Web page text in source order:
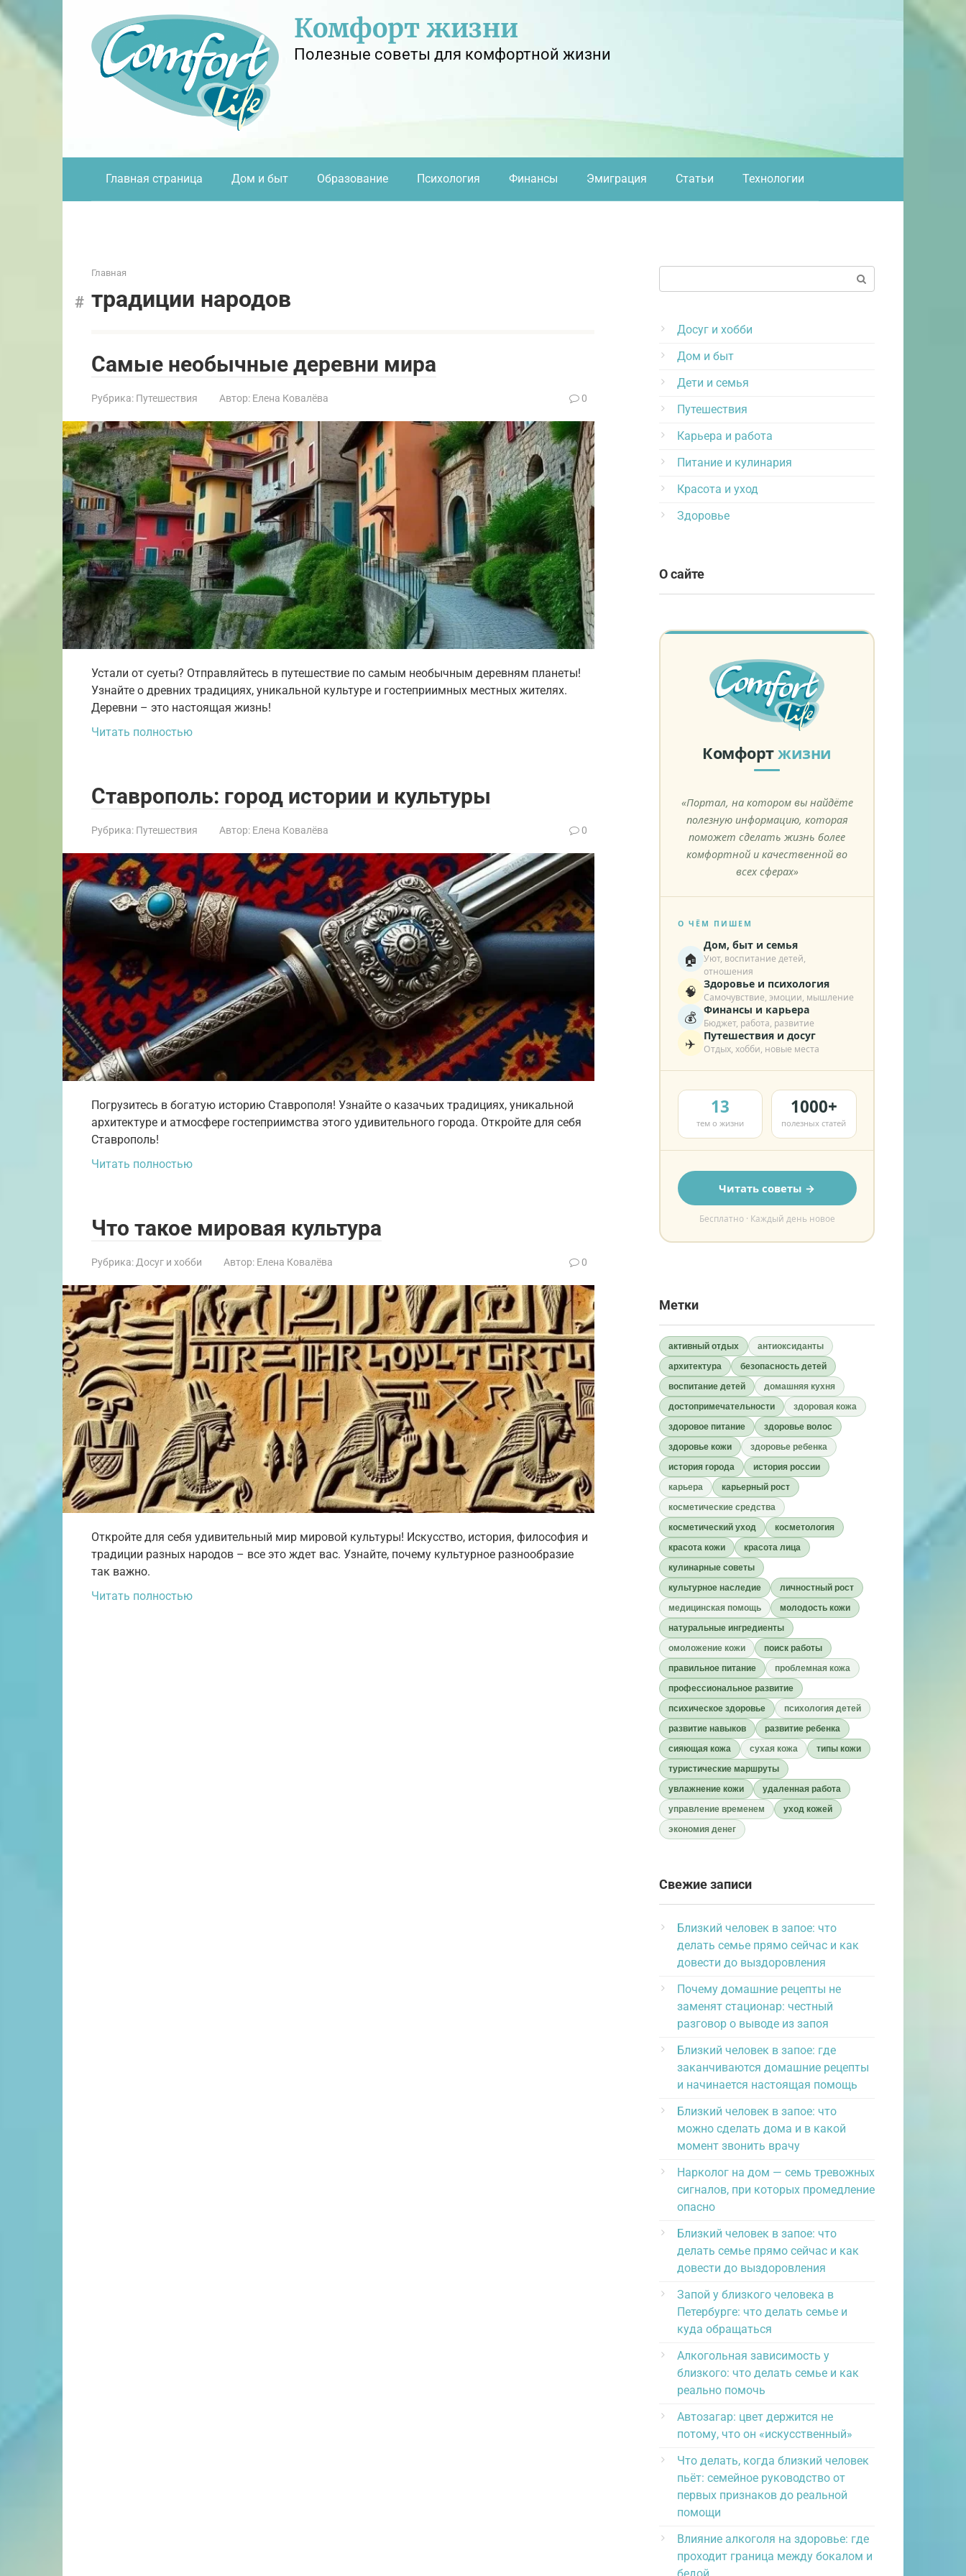
Перейти
контенту
Комфорт жизни
Полезные советы для комфортной жизни
Главная страница Дом и быт Образование Психология Финансы Эмиграция Статьи Технологии
Главная
традиции народов
Самые необычные деревни мира
Рубрика: Путешествия Автор: Елена Ковалёва 0
Устали от суеты? Отправляйтесь в путешествие по самым необычным деревням планеты!
Узнайте о древних традициях, уникальной культуре и гостеприимных местных жителях.
Деревни – это настоящая жизнь!
Читать полностью
Ставрополь: город истории и культуры
Рубрика: Путешествия Автор: Елена Ковалёва 0
Погрузитесь в богатую историю Ставрополя! Узнайте о казачьих традициях, уникальной
архитектуре и атмосфере гостеприимства этого удивительного города. Откройте для себя
Ставрополь!
Читать полностью
Что такое мировая культура
Рубрика:Досуг и хобби Автор: Елена Ковалёва 0
Откройте для себя удивительный мир мировой культуры! Искусство, история, философия и
традиции разных народов – все это ждет вас. Узнайте, почему культурное разнообразие
так важно.
Читать полностью
Досуг и хобби
Дом и быт
Дети и семья
Путешествия
Карьера и работа
Питание и кулинария
Красота и уход
Здоровье
О сайте
Комфортжизни
«Портал, на котором вы найдёте
полезную информацию, которая
поможет сделать жизнь более
комфортной и качественной во
всех сферах»
О ЧЁМ ПИШЕМ
🏠
Дом, быт и семья
Уют, воспитание детей,
отношения
🧠 Здоровье и психология
Самочувствие, эмоции, мышление
💰 Финансы и карьера
Бюджет, работа, развитие
✈️ Путешествия и досуг
Отдых, хобби, новые места
13
тем о жизни
1000+
полезных статей
Читать советы →
Бесплатно · Каждый день новое
Метки
активный отдых
антиоксиданты
архитектура
безопасность детей
воспитание детей
домашняя кухня
достопримечательности
здоровая кожа
здоровое питание
здоровье волос
здоровье кожи
здоровье ребенка
история города
история россии
карьера
карьерный рост
косметические средства
косметический уход
косметология
красота кожи
красота лица
кулинарные советы
культурное наследие
личностный рост
медицинская помощь
молодость кожи
натуральные ингредиенты
омоложение кожи
поиск работы
правильное питание
проблемная кожа
профессиональное развитие
психическое здоровье
психология детей
развитие навыков
развитие ребенка
сияющая кожа
сухая кожа
типы кожи
туристические маршруты
увлажнение кожи
удаленная работа
управление временем
уход кожей
экономия денег
Свежие записи
Близкий человек в запое: что
делать семье прямо сейчас и как
довести до выздоровления
Почему домашние рецепты не
заменят стационар: честный
разговор о выводе из запоя
Близкий человек в запое: где
заканчиваются домашние рецепты
и начинается настоящая помощь
Близкий человек в запое: что
можно сделать дома и в какой
момент звонить врачу
Нарколог на дом — семь тревожных
сигналов, при которых промедление
опасно
Близкий человек в запое: что
делать семье прямо сейчас и как
довести до выздоровления
Запой у близкого человека в
Петербурге: что делать семье и
куда обращаться
Алкогольная зависимость у
близкого: что делать семье и как
реально помочь
Автозагар: цвет держится не
потому, что он «искусственный»
Что делать, когда близкий человек
пьёт: семейное руководство от
первых признаков до реальной
помощи
Влияние алкоголя на здоровье: где
проходит граница между бокалом и